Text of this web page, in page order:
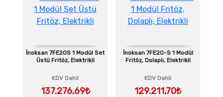
İnoksan 7FE20S 1 Modül Set
Üstü Fritöz, Elektrikli
KDV Dahil
137.276,69₺
İnoksan 7FE20-S 1 Modül
Fritöz, Dolaplı, Elektrikli
KDV Dahil
129.211,70₺